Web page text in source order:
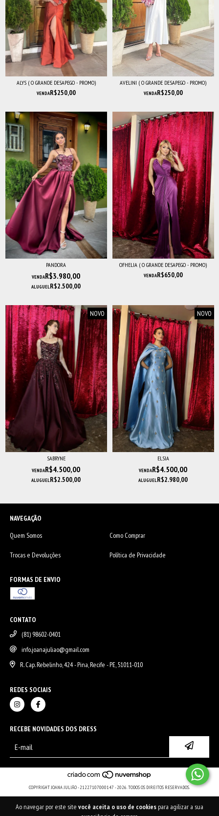
Ao navegar por este site você aceita o uso de cookiespara agilizar a sua
ALYS ( O GRANDE DESAPEGO - PROMO)
VENDAR$250,00
AVELINI ( O GRANDE DESAPEGO - PROMO)
VENDAR$250,00
PANDORA
VENDAR$3.980,00
ALUGUELR$2.500,00
OFHELIA ( O GRANDE DESAPEGO - PROMO)
VENDAR$650,00
NOVO
SABRYNE
VENDAR$4.500,00
ALUGUELR$2.500,00
NOVO
ELSIA
VENDAR$4.500,00
ALUGUELR$2.980,00
NAVEGAÇÃO
Quem Somos
Como Comprar
Trocas e Devoluções Política de Privacidade
FORMAS DE ENVIO
CONTATO
(81) 98602-0401
info.joanajuliao@gmail.com
R. Cap. Rebelinho, 424 - Pina, Recife - PE, 51011-010
REDES SOCIAIS
RECEBE NOVIDADES DOS DRESS
COPYRIGHT JOANA JULIÃO - 21227107000147 - 2026. TODOS OS DIREITOS RESERVADOS.